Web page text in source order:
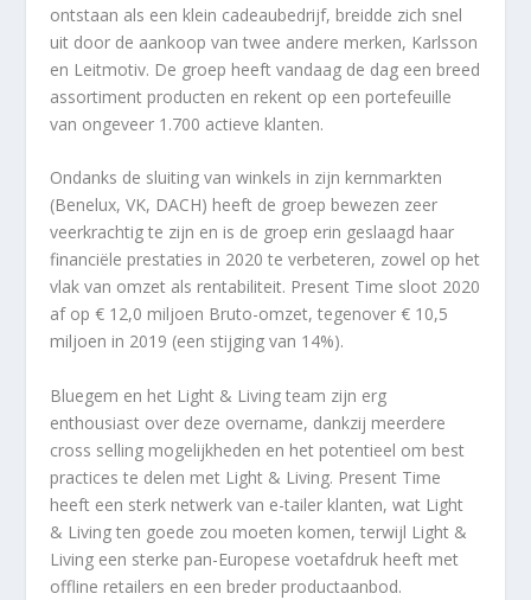
ontstaan als een klein cadeaubedrijf, breidde zich snel
uit door de aankoop van twee andere merken, Karlsson
en Leitmotiv. De groep heeft vandaag de dag een breed
assortiment producten en rekent op een portefeuille
van ongeveer 1.700 actieve klanten.
Ondanks de sluiting van winkels in zijn kernmarkten
(Benelux, VK, DACH) heeft de groep bewezen zeer
veerkrachtig te zijn en is de groep erin geslaagd haar
financiële prestaties in 2020 te verbeteren, zowel op het
vlak van omzet als rentabiliteit. Present Time sloot 2020
af op € 12,0 miljoen Bruto-omzet, tegenover € 10,5
miljoen in 2019 (een stijging van 14%).
Bluegem en het Light & Living team zijn erg
enthousiast over deze overname, dankzij meerdere
cross selling mogelijkheden en het potentieel om best
practices te delen met Light & Living. Present Time
heeft een sterk netwerk van e-tailer klanten, wat Light
& Living ten goede zou moeten komen, terwijl Light &
Living een sterke pan-Europese voetafdruk heeft met
offline retailers en een breder productaanbod.